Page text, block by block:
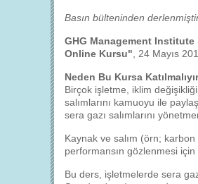
Basın bülteninden
GHG Management Institute
Online Kursu" , 24 Mayıs
Neden Bu Kursa
Birçok işletme, iklim
salımlarını kamuoyu ile
sera gazı salımlarını
Kaynak ve salım (örn;
performansın gözlenmesi için
Bu ders, işletmelerde sera